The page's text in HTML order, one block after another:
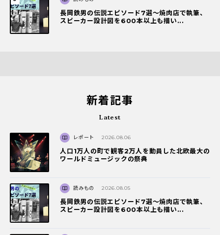
長岡鉄男の伝説エピソード7選〜焼肉店で執筆、
スピーカー設計図を600本以上も描い...
新着記事
Latest
レポート 2026.08.06
人口1万人の町で観客2万人を動員した北欧最大の
ワールドミュージックの祭典
読みもの 2026.08.05
長岡鉄男の伝説エピソード7選〜焼肉店で執筆、
スピーカー設計図を600本以上も描い...